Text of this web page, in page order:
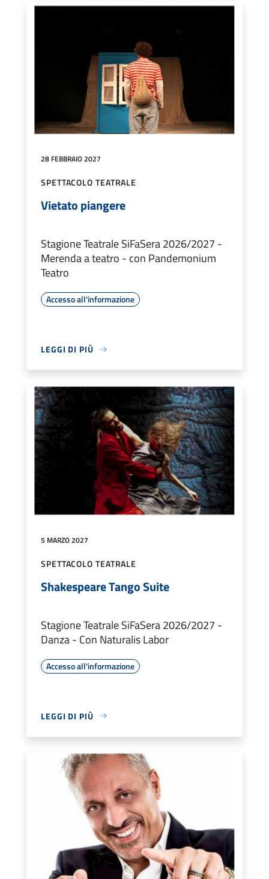
28 FEBBRAIO 2027
SPETTACOLO TEATRALE
Vietato piangere
Stagione Teatrale SiFaSera 2026/2027 -
Merenda a teatro - con Pandemonium
Teatro
Accesso all'informazione
LEGGI DI PIÙ
5 MARZO 2027
SPETTACOLO TEATRALE
Shakespeare Tango Suite
Stagione Teatrale SiFaSera 2026/2027 -
Danza - Con Naturalis Labor
Accesso all'informazione
LEGGI DI PIÙ